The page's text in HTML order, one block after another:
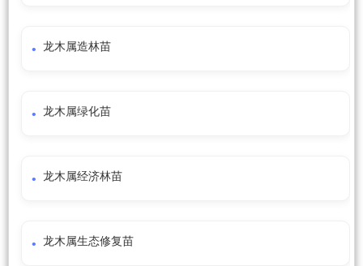
龙木属造林苗
龙木属绿化苗
龙木属经济林苗
龙木属生态修复苗